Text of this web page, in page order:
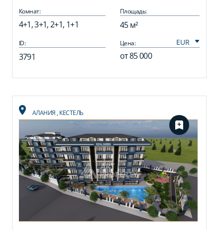
Комнат:
4+1, 3+1, 2+1, 1+1
Площадь:
45 м²
ID:
3791
Цена:
от85 000
АЛАНИЯ, КЕСТЕЛЬ